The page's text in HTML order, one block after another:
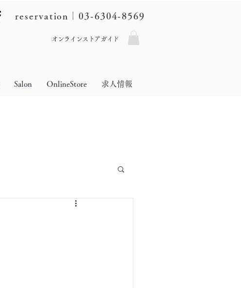
reservation｜03-6304-8569
オンラインストアガイド
Salon OnlineStore 求人情報